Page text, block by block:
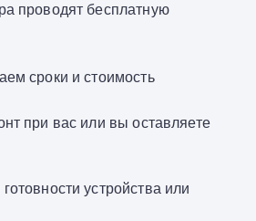
проводят бесплатную
сроки и стоимость
при вас или вы оставляете
устройства или